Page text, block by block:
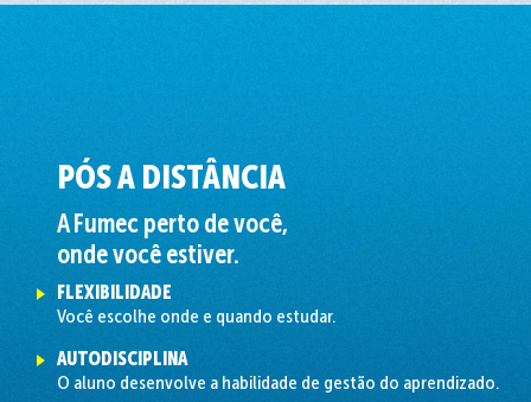
PÓS A DISTÂNCIA
A Fumec perto de você,
onde você estiver.
FLEXIBILIDADE
Você escolhe onde e quando estudar.
AUTODISCIPLINA
O aluno desenvolve a habilidade de gestão do aprendizado.